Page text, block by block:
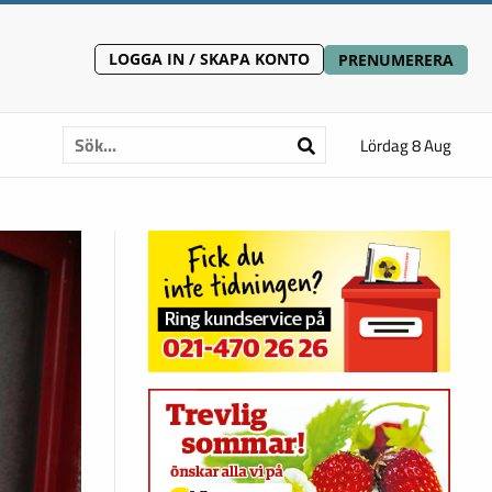
LOGGA IN / SKAPA KONTO PRENUMERERA
Lördag 8 Aug